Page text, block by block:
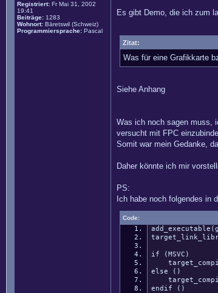
Registriert: Fr Mai 31, 2002
19:41
Beiträge: 1283
Wohnort: Bäretswil (Schweiz)
Programmiersprache: Pascal
Es gibt Demo, die ich zum
Zitat:
Was für eine Grafikkarte
Siehe Anhang
Was ich noch sagen muss,
versucht mit FPC
Somit war mein Gedanke,
Daher könnte ich mir
PS:
Ich habe noch folgendes in
Code:
if (MSVC)
else ()
endif ()